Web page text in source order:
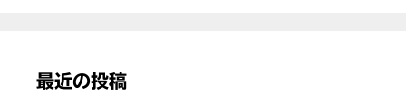
最近の投稿